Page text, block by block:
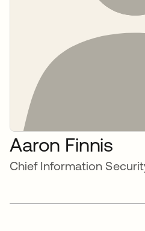
Aaron Finnis
Chief Information